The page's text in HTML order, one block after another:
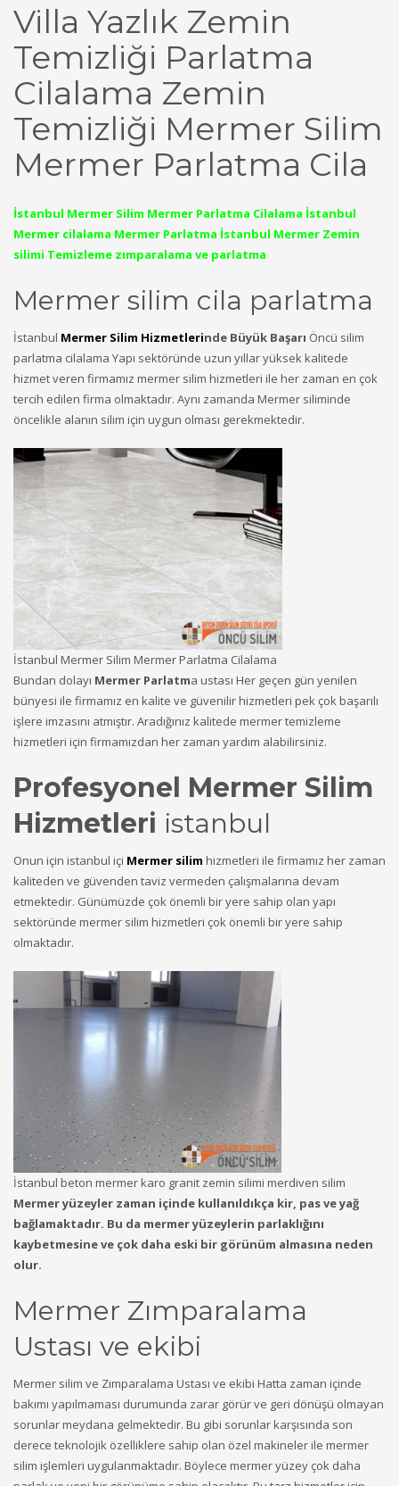
Villa Yazlık Zemin
Temizliği Parlatma
Cilalama Zemin
Temizliği Mermer Silim
Mermer Parlatma Cila
İstanbul Mermer Silim Mermer Parlatma Cilalama İstanbul
Mermer cilalama Mermer Parlatma İstanbul Mermer Zemin
silimi Temizleme zımparalama ve parlatma
Mermer silim cila parlatma
İstanbul Mermer Silim Hizmetlerinde Büyük Başarı Öncü silim
parlatma cilalama Yapı sektöründe uzun yıllar yüksek kalitede
hizmet veren firmamız mermer silim hizmetleri ile her zaman en çok
tercih edilen firma olmaktadır. Aynı zamanda Mermer siliminde
öncelikle alanın silim için uygun olması gerekmektedir.
İstanbul Mermer Silim Mermer Parlatma Cilalama
Bundan dolayı Mermer Parlatma ustası Her geçen gün yenilen
bünyesi ile firmamız en kalite ve güvenilir hizmetleri pek çok başarılı
işlere imzasını atmıştır. Aradığınız kalitede mermer temizleme
hizmetleri için firmamızdan her zaman yardım alabilirsiniz.
Profesyonel Mermer Silim
Hizmetleri istanbul
Onun için istanbul içi Mermer silim hizmetleri ile firmamız her zaman
kaliteden ve güvenden taviz vermeden çalışmalarına devam
etmektedir. Günümüzde çok önemli bir yere sahip olan yapı
sektöründe mermer silim hizmetleri çok önemli bir yere sahip
olmaktadır.
İstanbul beton mermer karo granit zemin silimi merdiven silim
Mermer yüzeyler zaman içinde kullanıldıkça kir, pas ve yağ
bağlamaktadır. Bu da mermer yüzeylerin parlaklığını
kaybetmesine ve çok daha eski bir görünüm almasına neden
olur.
Mermer Zımparalama
Ustası ve ekibi
Mermer silim ve Zımparalama Ustası ve ekibi Hatta zaman içinde
bakımı yapılmaması durumunda zarar görür ve geri dönüşü olmayan
sorunlar meydana gelmektedir. Bu gibi sorunlar karşısında son
derece teknolojik özelliklere sahip olan özel makineler ile mermer
silim işlemleri uygulanmaktadır. Böylece mermer yüzey çok daha